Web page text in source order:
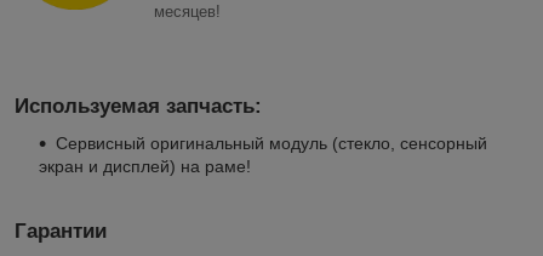
месяцев!
Используемая запчасть:
Сервисный оригинальный модуль (стекло, сенсорный
экран и дисплей) на раме!
Гарантии